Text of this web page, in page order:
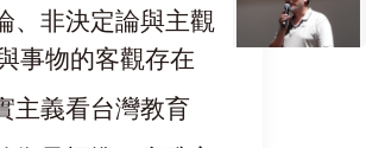
、非決定論與主觀
事物的客觀存在
主義看台灣教育